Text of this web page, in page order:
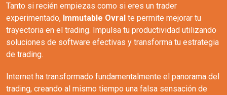
Tanto si recién empiezas como si eres un trader
experimentado, Immutable Ovral te permite mejorar tu
trayectoria en el trading. Impulsa tu productividad utilizando
soluciones de software efectivas y transforma tu estrategia
de trading.
Internet ha transformado fundamentalmente el panorama del
trading, creando al mismo tiempo una falsa sensación de